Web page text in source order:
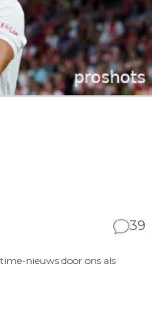
39
nieuws door ons als